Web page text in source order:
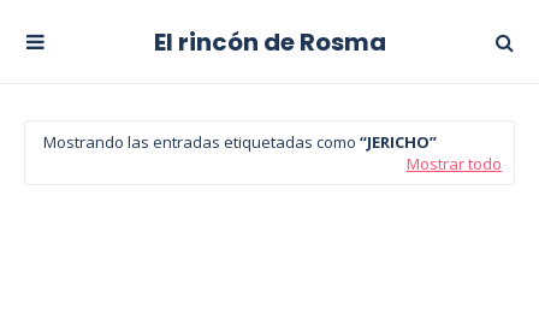
El rincón de Rosma
Mostrando las entradas etiquetadas como
JERICHO
Mostrar todo